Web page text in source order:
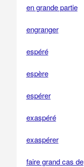
en grande partie
engranger
espéré
espère
espérer
exaspéré
exaspérer
faire grand cas de